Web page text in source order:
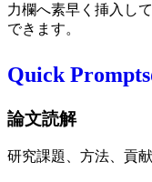
力欄へ素早く挿入し
できます。
Quick
論文読解
研究課題、方法、貢